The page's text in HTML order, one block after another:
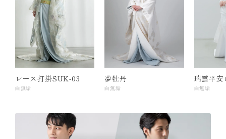
レース打掛SUK-03
白無垢
夢牡丹
白無垢
瑞雲平安
白無垢